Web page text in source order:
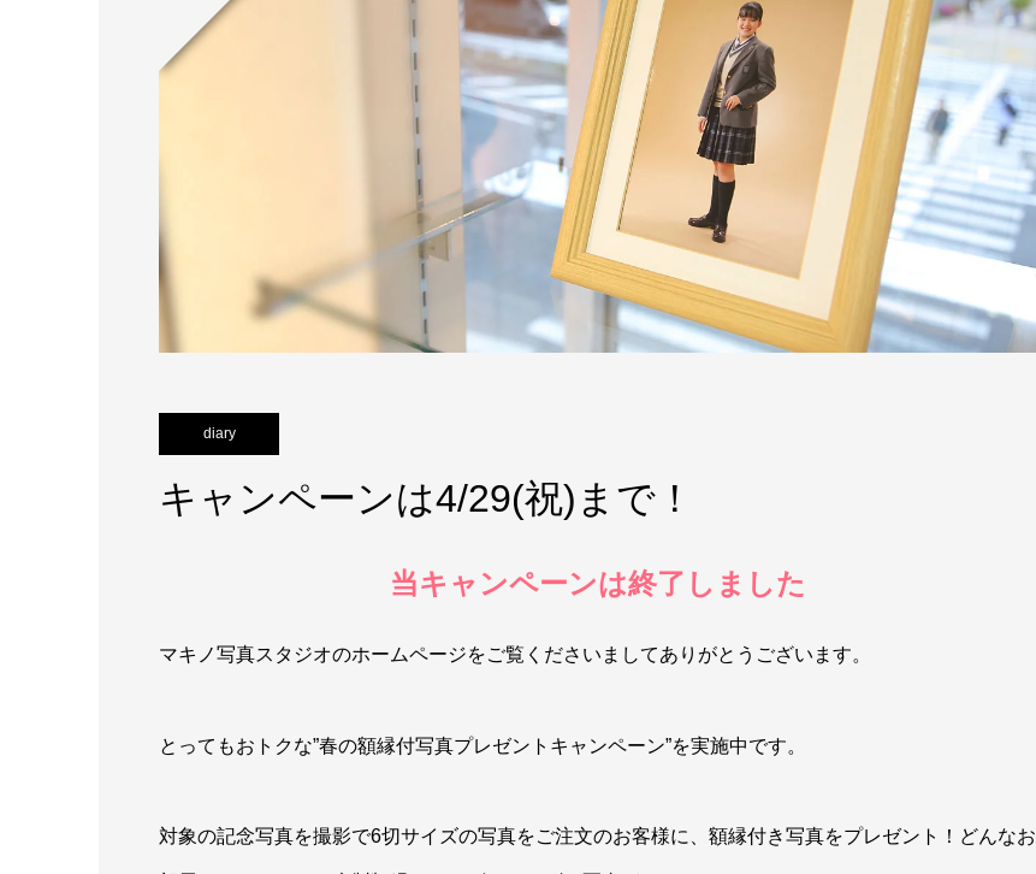
diary
キャンペーンは4/29(祝)まで！
当キャンペーンは終了しました
マキノ写真スタジオのホームページをご覧くださいましてありがとうございます。
とってもおトクな”春の額縁付写真プレゼントキャンペーン”を実施中です。
対象の記念写真を撮影で6切サイズの写真をご注文のお客様に、額縁付き写真をプレゼント！どんなお